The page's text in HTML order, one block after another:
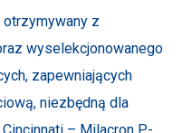
z
wyselekcjonowanego
zapewniających
niezbędną dla